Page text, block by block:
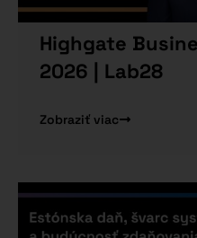
Highgate
2026 | Lab28
Zobraziť viac